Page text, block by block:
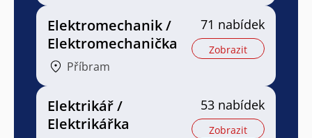
Elektromechanik /
Elektromechanička
Příbram
71 nabídek
Zobrazit
Elektrikář /
Elektrikářka
53 nabídek
Zobrazit